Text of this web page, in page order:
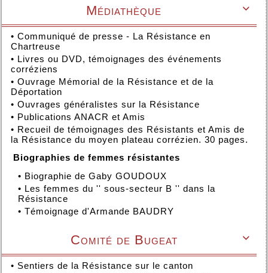

Médiathèque
• Communiqué de presse - La Résistance en
Chartreuse
• Livres ou DVD, témoignages des événements
corréziens
• Ouvrage Mémorial de la Résistance et de la
Déportation
• Ouvrages généralistes sur la Résistance
• Publications ANACR et Amis
• Recueil de témoignages des Résistants et Amis de
la Résistance du moyen plateau corrézien. 30 pages.
Biographies de femmes résistantes
• Biographie de Gaby GOUDOUX
• Les femmes du '' sous-secteur B '' dans la
Résistance
• Témoignage d'Armande BAUDRY

Comité de Bugeat
• Sentiers de la Résistance sur le canton